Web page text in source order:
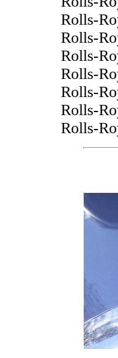
Rolls-
Rolls-
Rolls-
Rolls-
Rolls-
Rolls-
Rolls-